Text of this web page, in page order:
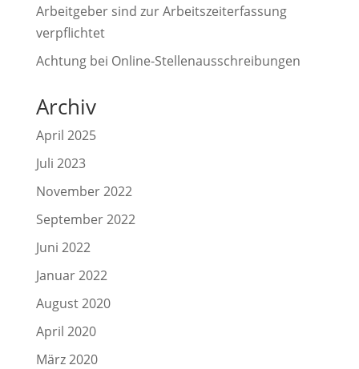
Arbeitgeber sind zur Arbeitszeiterfassung
verpflichtet
Achtung bei Online-Stellenausschreibungen
Archiv
April 2025
Juli 2023
November 2022
September 2022
Juni 2022
Januar 2022
August 2020
April 2020
März 2020